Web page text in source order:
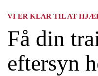
VI ER KLAR TIL AT
Få din
eftersyn